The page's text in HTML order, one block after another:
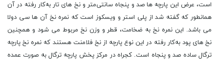
است، عرض این پارچه ها صد و پنجاه سانتی‌متر و نخ های تار به‌کار رفته در آن
همانطور که گفته شد از پلی استر و ویسکوز است که نمره نخ آن ها سی دولا
می باشد. این نمره نخ به ضخامت، قطر و وزن نخ مربوط می شود و همچنین
نخ های پود به‌کار رفته در این نوع پارچه از نخ فلامنت هستند که نمره نخ پارچه
ترگال ساده صد و پنجاه است. کجراه در مرکز پخش پارچه ترگال به صورت عمده